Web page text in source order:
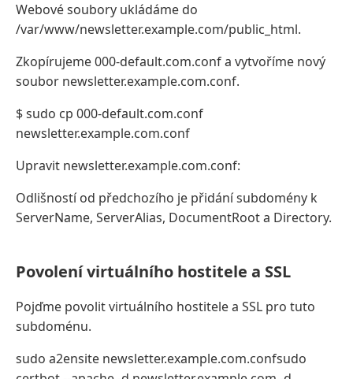
Webové soubory ukládáme do
/var/www/newsletter.example.com/public_html.
Zkopírujeme 000-default.com.conf a vytvoříme nový
soubor newsletter.example.com.conf.
$ sudo cp 000-default.com.conf
newsletter.example.com.conf
Upravit newsletter.example.com.conf:
Odlišností od předchozího je přidání subdomény k
ServerName, ServerAlias, DocumentRoot a Directory.
Povolení virtuálního hostitele a SSL
Pojďme povolit virtuálního hostitele a SSL pro tuto
subdoménu.
sudo a2ensite newsletter.example.com.confsudo